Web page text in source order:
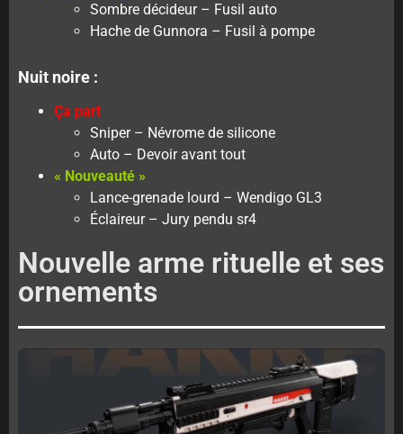
Sombre décideur – Fusil auto
Hache de Gunnora – Fusil à pompe
Nuit noire :
Ça part
Sniper – Névrome de silicone
Auto – Devoir avant tout
« Nouveauté »
Lance-grenade lourd – Wendigo GL3
Éclaireur – Jury pendu sr4
Nouvelle arme rituelle et ses
ornements